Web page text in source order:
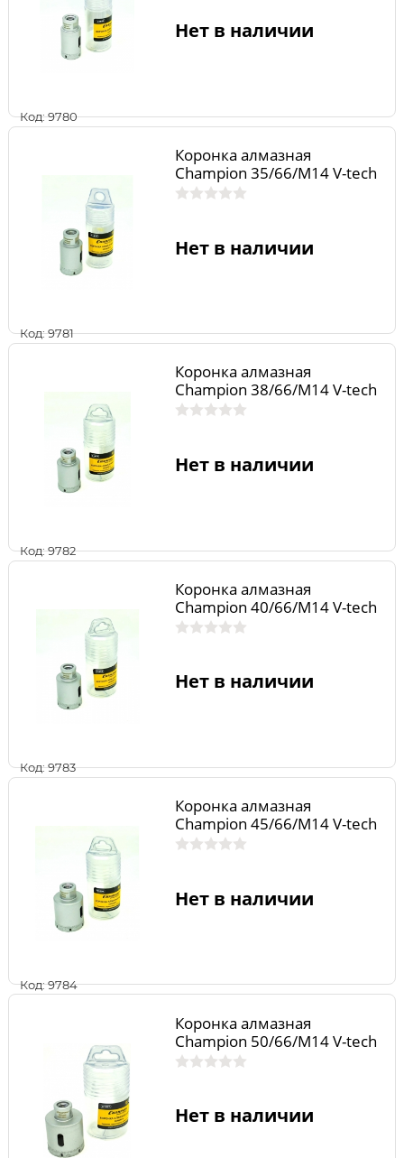
Код: 9780
Нет в наличии
Код: 9781
Коронка алмазная
Champion 35/66/М14 V-tech
Нет в наличии
Код: 9782
Коронка алмазная
Champion 38/66/М14 V-tech
Нет в наличии
Код: 9783
Коронка алмазная
Champion 40/66/М14 V-tech
Нет в наличии
Код: 9784
Коронка алмазная
Champion 45/66/М14 V-tech
Нет в наличии
Коронка алмазная
Champion 50/66/М14 V-tech
Нет в наличии